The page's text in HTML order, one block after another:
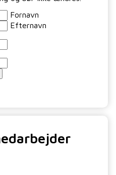
Fornavn
Efternavn